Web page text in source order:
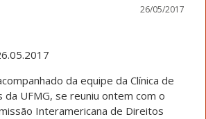
26/05/2017
da equipe da Clínica de
UFMG, se reuniu ontem com o
Interamericana de Direitos